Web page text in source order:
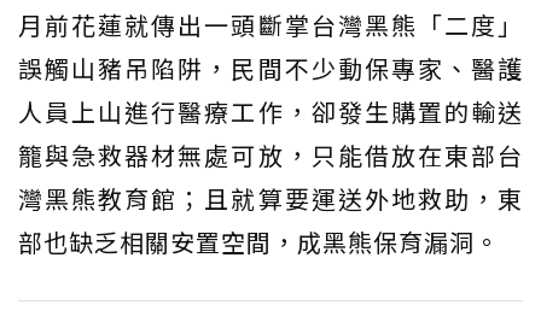
月前花蓮就傳出一頭斷掌台灣黑熊「二度」
誤觸山豬吊陷阱，民間不少動保專家、醫護
人員上山進行醫療工作，卻發生購置的輸送
籠與急救器材無處可放，只能借放在東部台
灣黑熊教育館；且就算要運送外地救助，東
部也缺乏相關安置空間，成黑熊保育漏洞。